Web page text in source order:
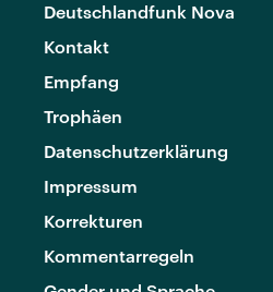
Deutschlandfunk Nova
Kontakt
Empfang
Trophäen
Datenschutzerklärung
Impressum
Korrekturen
Kommentarregeln